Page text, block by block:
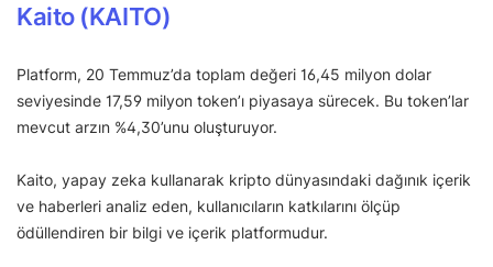
Kaito (KAITO)
Platform, 20 Temmuz’da toplam değeri 16,45 milyon dolar
seviyesinde 17,59 milyon token’ı piyasaya sürecek. Bu token’lar
mevcut arzın %4,30’unu oluşturuyor.
Kaito, yapay zeka kullanarak kripto dünyasındaki dağınık içerik
ve haberleri analiz eden, kullanıcıların katkılarını ölçüp
ödüllendiren bir bilgi ve içerik platformudur.